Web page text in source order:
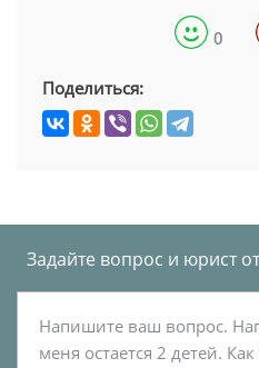
0
Поделиться:
Задайте вопрос и юрист